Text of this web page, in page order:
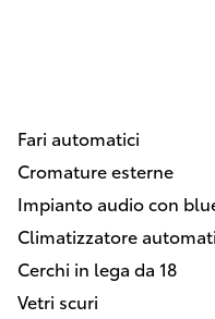
Fari automatici
Cromature esterne
Impianto audio con
Climatizzatore
Cerchi in lega da 18
Vetri scuri